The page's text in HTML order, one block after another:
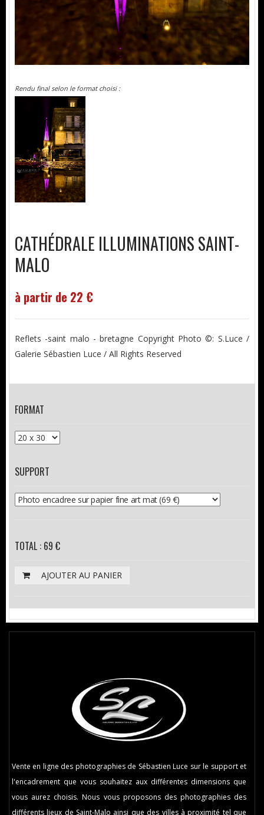
Rendu final selon le format choisi :
CATHÉDRALE ILLUMINATIONS SAINT-
MALO
à partir de 22 €
Reflets -saint malo - bretagne Copyright Photo ©: S.Luce /
Galerie Sébastien Luce / All Rights Reserved
FORMAT
SUPPORT
TOTAL : 69 €
AJOUTER AU PANIER
Vente en ligne des photographies de Sébastien Luce sur le support et
l'encadrement que vous souhaitez aux différentes dimensions que
vous aurez choisis. Nous vous proposons des photographies des
différents lieux de Saint-Malo ainsi que des villes à proximité tel que